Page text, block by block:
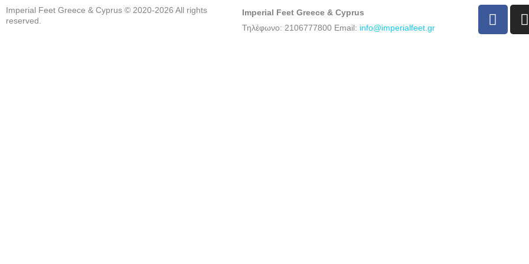
Imperial Feet Greece & Cyprus © 2020-2026 All rights
reserved.
Imperial Feet Greece & Cyprus
Τηλέφωνο: 2106777800 Email: info@imperialfeet.gr
F
a
I